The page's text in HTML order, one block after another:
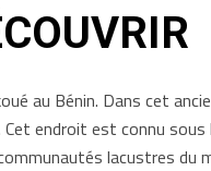
au Bénin. Dans cet
endroit est connu sous
lacustres du